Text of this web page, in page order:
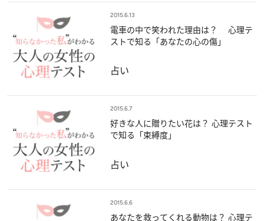
2015.6.13
電車の中で笑われた理由は？ 心理テ
ストで知る「あなたの心の傷」
占い
2015.6.7
好きな人に贈りたい花は？ 心理テスト
で知る「束縛度」
占い
2015.6.6
あなたを救ってくれる動物は？ 心理テ